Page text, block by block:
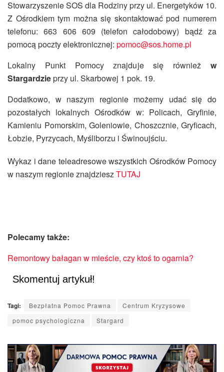
Stowarzyszenie SOS dla Rodziny przy ul. Energetyków 10.
Z Ośrodkiem tym można się skontaktować pod numerem
telefonu: 663 606 609 (telefon całodobowy) bądź za
pomocą poczty elektronicznej: pomoc@sos.home.pl
Lokalny Punkt Pomocy znajduje się również w
Stargardzieprzy ul. Skarbowej 1 pok. 19.
Dodatkowo, w naszym regionie możemy udać się do
pozostałych lokalnych Ośrodków w: Policach, Gryfinie,
Kamieniu Pomorskim, Goleniowie, Choszcznie, Gryficach,
Łobzie, Pyrzycach, Myśliborzu i Świnoujściu.
Wykaz i dane teleadresowe wszystkich Ośrodków Pomocy
w naszym regionie znajdzieszTUTAJ
Polecamy także:
Remontowy bałagan w mieście, czy ktoś to ogarnia?
Skomentuj artykuł!
Tagi: Bezpłatna Pomoc Prawna
Centrum Kryzysowe
pomoc psychologiczna
Stargard